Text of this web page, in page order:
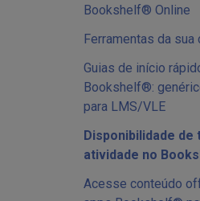
Bookshelf® Online
Ferramentas da sua
Guias de início
Bookshelf®:
para LMS/VLE
Disponibilidade de
atividade no
Acesse conteúdo